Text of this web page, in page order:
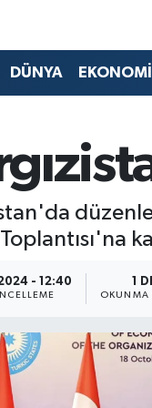
DÜNYA EKONOMİ
- 12:40 1
OKUNMA